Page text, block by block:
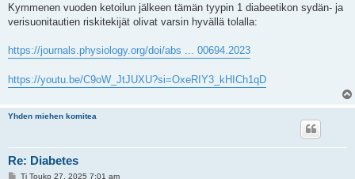
e
s
t
Kymmenen vuoden ketoilun jälkeen tämän tyypin 1 diabeetikon sydän- ja
verisuonitautien riskitekijät olivat varsin hyvällä tolalla:
https://journals.physiology.org/doi/abs ... 00694.2023
https://youtu.be/C9oW_JtJUXU?si=OxeRIY3_kHICh1qD
Yhden miehen komitea
Re: Diabetes
VTi Touko 27, 2025 7:01 am